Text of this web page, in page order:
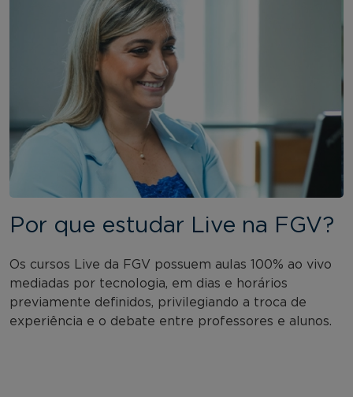
Por que estudar Live na FGV?
Os cursos Live da FGV possuem aulas 100% ao vivo
mediadas por tecnologia, em dias e horários
previamente definidos, privilegiando a troca de
experiência e o debate entre professores e alunos.